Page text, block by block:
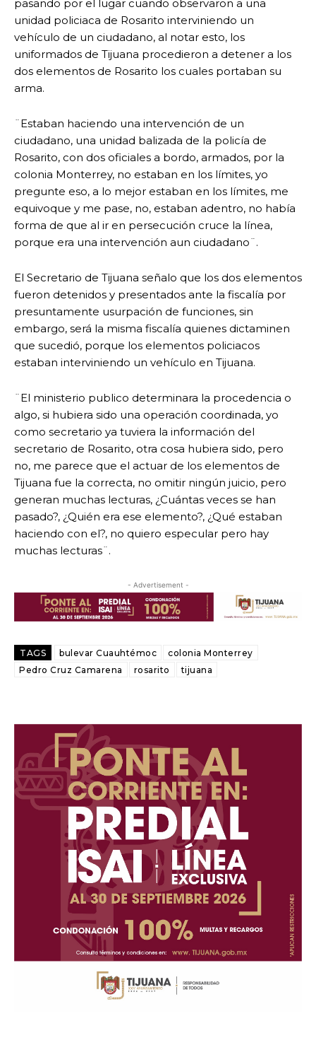
pasando por el lugar cuando observaron a una
unidad policiaca de Rosarito interviniendo un
vehículo de un ciudadano, al notar esto, los
uniformados de Tijuana procedieron a detener a los
dos elementos de Rosarito los cuales portaban su
arma.
¨Estaban haciendo una intervención de un
ciudadano, una unidad balizada de la policía de
Rosarito, con dos oficiales a bordo, armados, por la
colonia Monterrey, no estaban en los límites, yo
pregunte eso, a lo mejor estaban en los límites, me
equivoque y me pase, no, estaban adentro, no había
forma de que al ir en persecución cruce la línea,
porque era una intervención aun ciudadano¨.
El Secretario de Tijuana señalo que los dos elementos
fueron detenidos y presentados ante la fiscalía por
presuntamente usurpación de funciones, sin
embargo, será la misma fiscalía quienes dictaminen
que sucedió, porque los elementos policiacos
estaban interviniendo un vehículo en Tijuana.
¨El ministerio publico determinara la procedencia o
algo, si hubiera sido una operación coordinada, yo
como secretario ya tuviera la información del
secretario de Rosarito, otra cosa hubiera sido, pero
no, me parece que el actuar de los elementos de
Tijuana fue la correcta, no omitir ningún juicio, pero
generan muchas lecturas, ¿Cuántas veces se han
pasado?, ¿Quién era ese elemento?, ¿Qué estaban
haciendo con el?, no quiero especular pero hay
muchas lecturas¨.
- Advertisement -
TAGS bulevar Cuauhtémoc
colonia Monterrey
Pedro Cruz Camarena
rosarito tijuana